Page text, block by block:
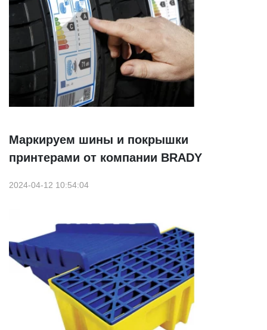
Маркируем шины и покрышки
принтерами от компании BRADY
2024-04-12 10:54:04